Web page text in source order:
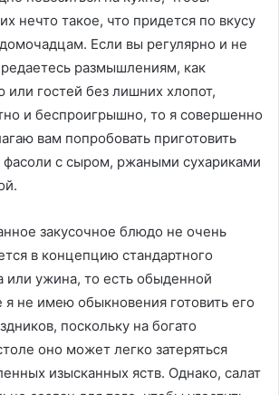
нечто такое, что придется по вкусу
Если вы регулярно и не
размышлениям, как
или гостей без лишних хлопот,
и беспроигрышно, то я совершенно
вам попробовать приготовить
фасоли с сыром, ржаными сухариками
закусочное блюдо не очень
в концепцию стандартного
или ужина, то есть обыденной
я не имею обыкновения готовить его
поскольку на богато
оно может легко затеряться
изысканных яств. Однако, салат